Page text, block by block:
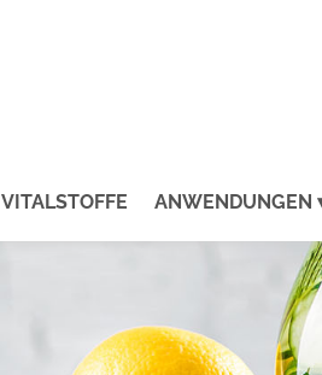
VITALSTOFFE ANWENDUNGEN